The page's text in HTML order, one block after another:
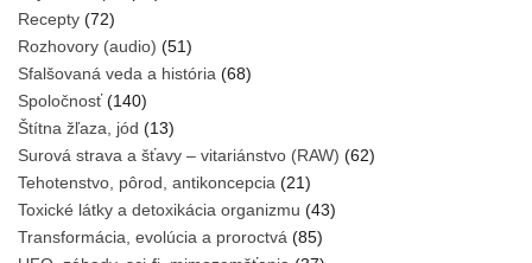
Recepty (72)
Rozhovory (audio) (51)
Sfalšovaná veda a história (68)
Spoločnosť(140)
Štítna žľaza, jód (13)
Surová strava a šťavy – vitariánstvo (RAW) (62)
Tehotenstvo, pôrod, antikoncepcia (21)
Toxické látky a detoxikácia organizmu (43)
Transformácia, evolúcia a proroctvá (85)